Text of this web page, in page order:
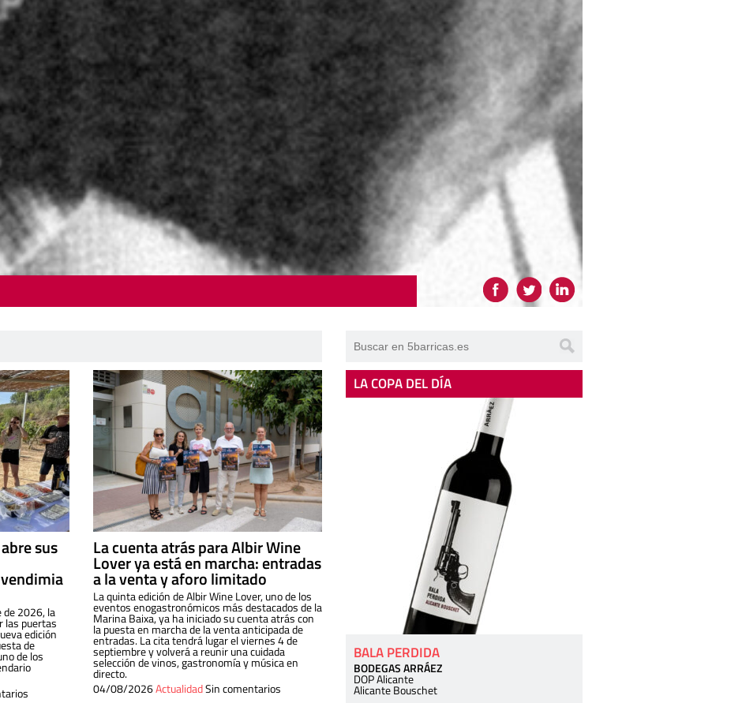
sus
de 2026, la
las puertas
edición
de
de los
La cuenta atrás para Albir Wine
Lover ya está en marcha: entradas
a la venta y aforo limitado
La quinta edición de Albir Wine Lover, uno de los
eventos enogastronómicos más destacados de la
Marina Baixa, ya ha iniciado su cuenta atrás con
la puesta en marcha de la venta anticipada de
entradas. La cita tendrá lugar el viernes 4 de
septiembre y volverá a reunir una cuidada
selección de vinos, gastronomía y música en
directo.
04/08/2026ActualidadSin comentarios
LA COPA DEL DÍA
BALA PERDIDA
BODEGAS ARRÁEZ
DOP Alicante
Alicante Bouschet